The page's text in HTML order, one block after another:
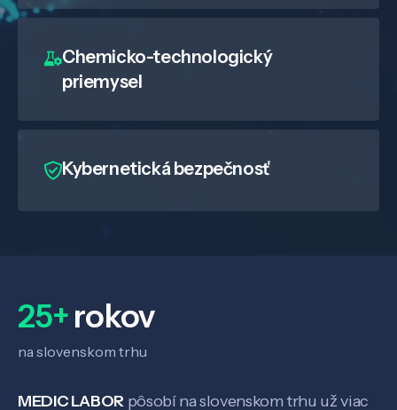
Chemicko-technologický
priemysel
Kybernetická bezpečnosť
25+rokov
na slovenskom trhu
MEDIC LABOR pôsobí na slovenskom trhu už viac